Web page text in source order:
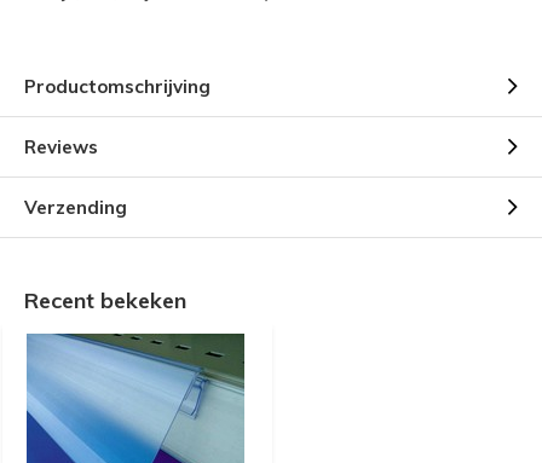
Productomschrijving
Reviews
Verzending
Recent bekeken